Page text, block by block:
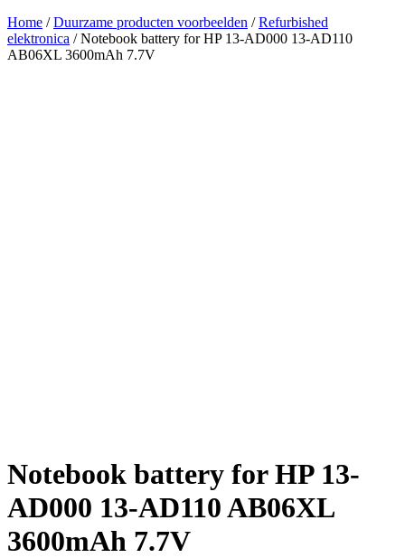
Home /Duurzame producten voorbeelden /Refurbished
elektronica / Notebook battery for HP 13-AD000 13-AD110
AB06XL 3600mAh 7.7V
Notebook battery for HP 13-
AD000 13-AD110 AB06XL
3600mAh 7.7V